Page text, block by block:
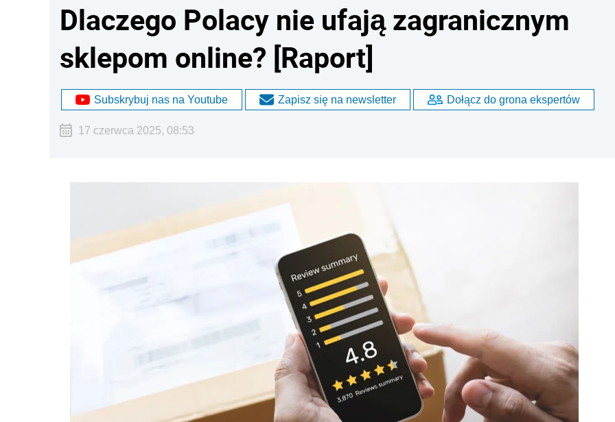
Dlaczego Polacy nie ufają zagranicznym
sklepom online? [Raport]
Subskrybuj nas na Youtube Zapisz się na newsletter Dołącz do grona ekspertów
17 czerwca 2025, 08:53